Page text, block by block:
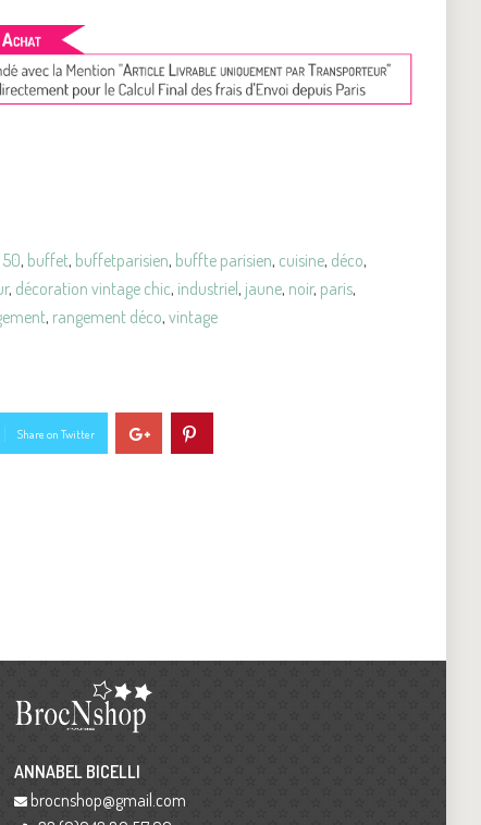
, buffet, buffetparisien, buffte parisien, cuisine, déco,
, décoration vintage chic, industriel, jaune, noir, paris,
, rangement déco, vintage
Share on Twitter
ANNABEL BICELLI
brocnshop@gmail.com